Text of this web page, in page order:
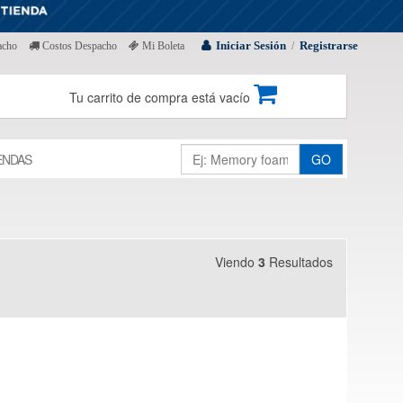
Iniciar Sesión / Registrarse
Costos Despacho Mi Boleta
Tu carrito de compra está vacío
GO
Viendo 3 Resultados